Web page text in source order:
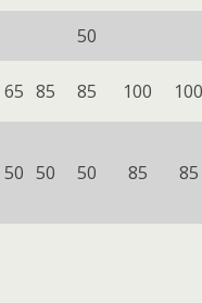
50
65 85 85 100 100
50 50 50 85 85